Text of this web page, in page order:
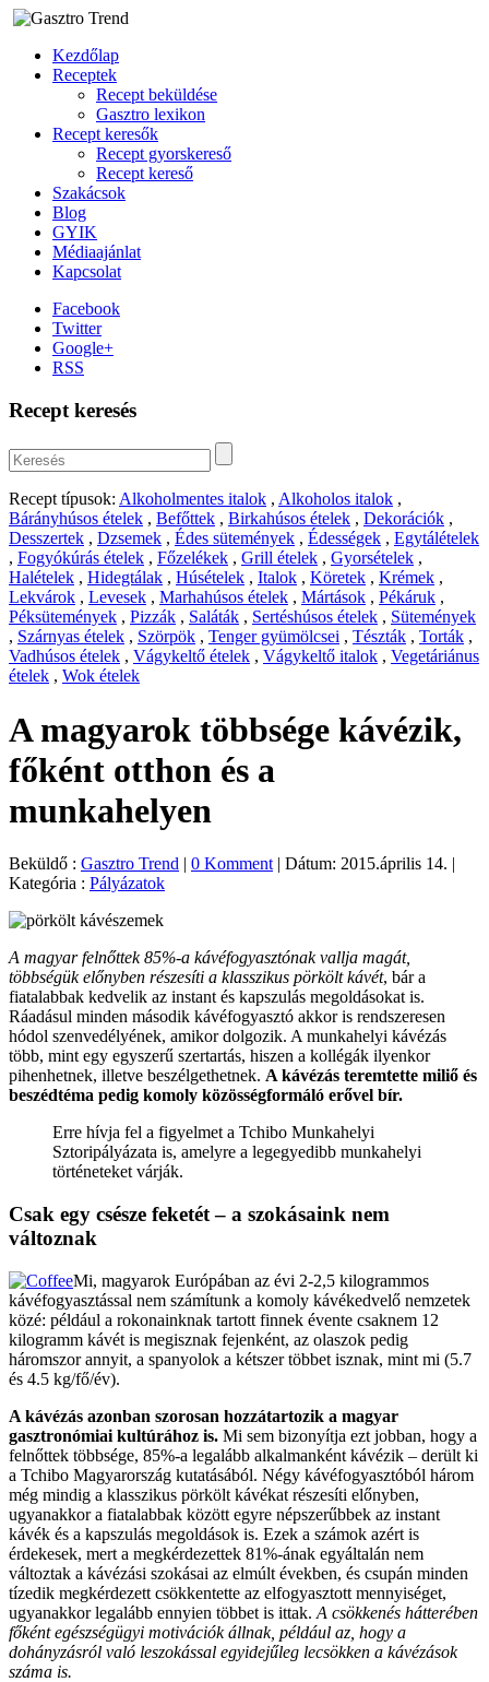
Kezdőlap
Receptek
Recept beküldése
Gasztro lexikon
Recept keresők
Recept gyorskereső
Recept kereső
Szakácsok
Blog
GYIK
Médiaajánlat
Kapcsolat
Facebook
Twitter
Google+
RSS
Recept keresés
Recept típusok: Alkoholmentes italok , Alkoholos italok ,
Bárányhúsos ételek , Befőttek , Birkahúsos ételek , Dekorációk ,
Desszertek , Dzsemek , Édes sütemények , Édességek , Egytálételek
, Fogyókúrás ételek , Főzelékek , Grill ételek , Gyorsételek ,
Halételek , Hidegtálak , Húsételek , Italok , Köretek , Krémek ,
Lekvárok , Levesek , Marhahúsos ételek , Mártások , Pékáruk ,
Péksütemények , Pizzák , Saláták , Sertéshúsos ételek , Sütemények
, Szárnyas ételek , Szörpök , Tenger gyümölcsei , Tészták , Torták ,
Vadhúsos ételek , Vágykeltő ételek , Vágykeltő italok , Vegetáriánus
ételek , Wok ételek
A magyarok többsége kávézik,
főként otthon és a
munkahelyen
Beküldő : Gasztro Trend | 0 Komment | Dátum: 2015.április 14. |
Kategória : Pályázatok
A magyar felnőttek 85%-a kávéfogyasztónak vallja magát,
többségük előnyben részesíti a klasszikus pörkölt kávét, bár a
fiatalabbak kedvelik az instant és kapszulás megoldásokat is.
Ráadásul minden második kávéfogyasztó akkor is rendszeresen
hódol szenvedélyének, amikor dolgozik. A munkahelyi kávézás
több, mint egy egyszerű szertartás, hiszen a kollégák ilyenkor
pihenhetnek, illetve beszélgethetnek. A kávézás teremtette miliő és
beszédtéma pedig komoly közösségformáló erővel bír.
Erre hívja fel a figyelmet a Tchibo Munkahelyi
Sztoripályázata is, amelyre a legegyedibb munkahelyi
történeteket várják.
Csak egy csésze feketét – a szokásaink nem
változnak
Mi, magyarok Európában az évi 2-2,5 kilogrammos
kávéfogyasztással nem számítunk a komoly kávékedvelő nemzetek
közé: például a rokonainknak tartott finnek évente csaknem 12
kilogramm kávét is megisznak fejenként, az olaszok pedig
háromszor annyit, a spanyolok a kétszer többet isznak, mint mi (5.7
és 4.5 kg/fő/év).
A kávézás azonban szorosan hozzátartozik a magyar
gasztronómiai kultúrához is. Mi sem bizonyítja ezt jobban, hogy a
felnőttek többsége, 85%-a legalább alkalmanként kávézik – derült ki
a Tchibo Magyarország kutatásából. Négy kávéfogyasztóból három
még mindig a klasszikus pörkölt kávékat részesíti előnyben,
ugyanakkor a fiatalabbak között egyre népszerűbbek az instant
kávék és a kapszulás megoldások is. Ezek a számok azért is
érdekesek, mert a megkérdezettek 81%-ának egyáltalán nem
változtak a kávézási szokásai az elmúlt években, és csupán minden
tízedik megkérdezett csökkentette az elfogyasztott mennyiséget,
ugyanakkor legalább ennyien többet is ittak. A csökkenés hátterében
főként egészségügyi motivációk állnak, például az, hogy a
dohányzásról való leszokással egyidejűleg lecsökken a kávézások
száma is.